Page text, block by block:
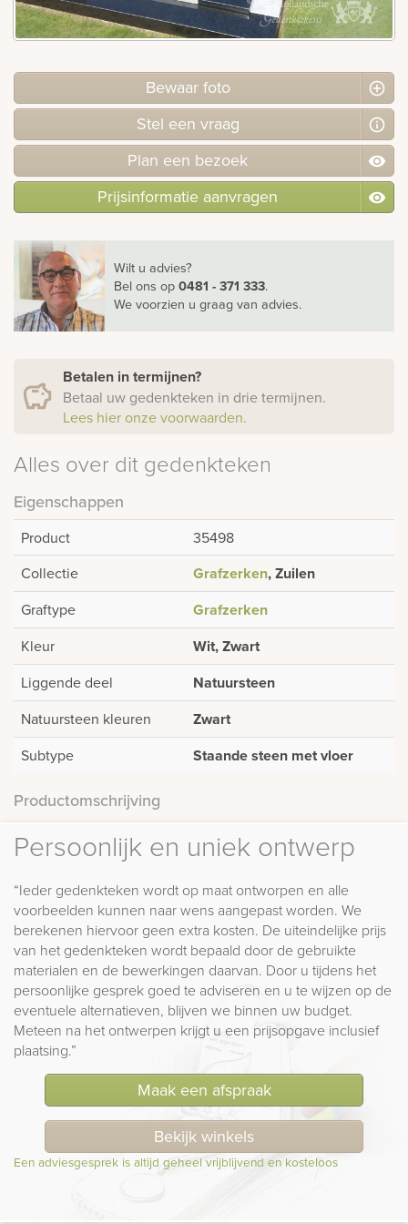
Bewaar foto
Stel een vraag
Plan een bezoek
Prijsinformatie aanvragen
Wilt u advies?
Bel ons op0481 - 371 333.
We voorzien u graag van advies.
Betalen in termijnen?
Betaal uw gedenkteken in drie termijnen.
Lees hier onze voorwaarden.
Alles over dit gedenkteken
Eigenschappen
Product
35498
Collectie
Grafzerken, Zuilen
Graftype Grafzerken
Kleur Wit, Zwart
Liggende deel Natuursteen
Natuursteen kleuren Zwart
Subtype Staande steen met vloer
Productomschrijving
Persoonlijk en uniek ontwerp
“Ieder gedenkteken wordt op maat ontworpen en alle
voorbeelden kunnen naar wens aangepast worden. We
berekenen hiervoor geen extra kosten. De uiteindelijke prijs
van het gedenkteken wordt bepaald door de gebruikte
materialen en de bewerkingen daarvan. Door u tijdens het
persoonlijke gesprek goed te adviseren en u te wijzen op de
eventuele alternatieven, blijven we binnen uw budget.
Meteen na het ontwerpen krijgt u een prijsopgave inclusief
plaatsing.”
Maak een afspraak
Bekijk winkels
Een adviesgesprek is altijd geheel vrijblijvend en kosteloos